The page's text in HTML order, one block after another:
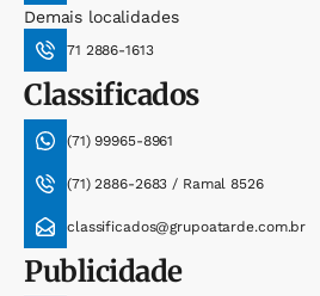
Demais localidades
71 2886-1613
Classificados
(71) 99965-8961
(71) 2886-2683 / Ramal 8526
classificados@grupoatarde.com.br
Publicidade